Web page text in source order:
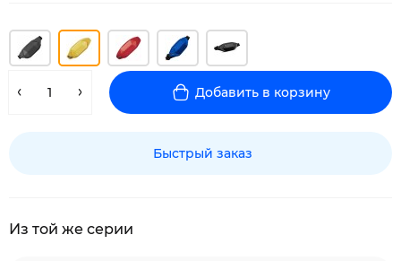
Добавить в корзину
Быстрый заказ
Из той же серии